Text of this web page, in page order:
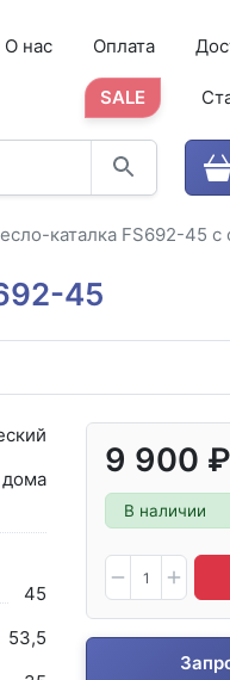
О нас Оплата
SALE
каталка FS692-45 с
45
9 900 ₽
В наличии
45
53,5